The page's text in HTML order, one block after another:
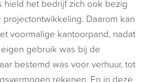
hield het bedrijf zich ook bezig
Daarom kan
voormalige kantoorpand, nadat
gebruik was bij de
bestemd was voor verhuur, tot
rekenen. En in deze